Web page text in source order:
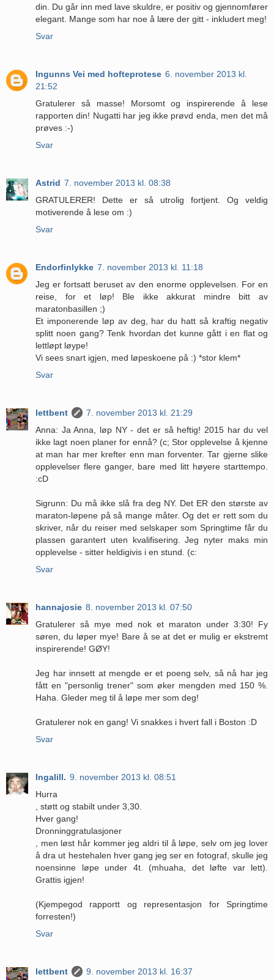
din. Du går inn med lave skuldre, er positiv og gjennomfører
elegant. Mange som har noe å lære der gitt - inkludert meg!
Svar
Ingunns Vei med hofteprotese 6. november 2013 kl.
21:52
Gratulerer så masse! Morsomt og inspirerende å lese
rapporten din! Nugatti har jeg ikke prøvd enda, men det må
prøves :-)
Svar
Astrid 7. november 2013 kl. 08:38
GRATULERER! Dette er så utrolig fortjent. Og veldig
motiverende å lese om :)
Svar
Endorfinlykke 7. november 2013 kl. 11:18
Jeg er fortsatt beruset av den enorme opplevelsen. For en
reise, for et løp! Ble ikke akkurat mindre bitt av
maratonbasillen ;)
Et imponerende løp av deg, har du hatt så kraftig negativ
splitt noen gang? Tenk hvordan det kunne gått i en flat og
lettløpt løype!
Vi sees snart igjen, med løpeskoene på :) *stor klem*
Svar
lettbent
7. november 2013 kl. 21:29
Anna: Ja Anna, løp NY - det er så heftig! 2015 har du vel
ikke lagt noen planer for ennå? (c; Stor opplevelse å kjenne
at man har mer krefter enn man forventer. Tar gjerne slike
opplevelser flere ganger, bare med litt høyere starttempo.
:cD
Sigrunn: Du må ikke slå fra deg NY. Det ER den største av
maraton-løpene på så mange måter. Og det er rett som du
skriver, når du reiser med selskaper som Springtime får du
plassen garantert uten kvalifisering. Jeg nyter maks min
opplevelse - sitter heldigivis i en stund. (c:
Svar
hannajosie 8. november 2013 kl. 07:50
Gratulerer så mye med nok et maraton under 3:30! Fy
søren, du løper mye! Bare å se at det er mulig er ekstremt
inspirerende! GØY!
Jeg har innsett at mengde er et poeng selv, så nå har jeg
fått en "personlig trener" som øker mengden med 150 %.
Haha. Gleder meg til å løpe mer som deg!
Gratulerer nok en gang! Vi snakkes i hvert fall i Boston :D
Svar
Ingalill. 9. november 2013 kl. 08:51
Hurra
, støtt og stabilt under 3,30.
Hver gang!
Dronninggratulasjoner
, men løst hår kommer jeg aldri til å løpe, selv om jeg lover
å dra ut hestehalen hver gang jeg ser en fotograf, skulle jeg
noensinne løpe under 4t. (mhuaha, det løfte var lett).
Grattis igjen!
(Kjempegod rapportt og representasjon for Springtime
forresten!)
Svar
lettbent
9. november 2013 kl. 16:37